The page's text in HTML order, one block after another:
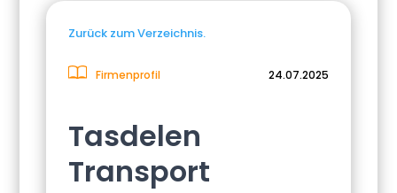
Zurück zum Verzeichnis.
Firmenprofil 24.07.2025
Tasdelen
Transport